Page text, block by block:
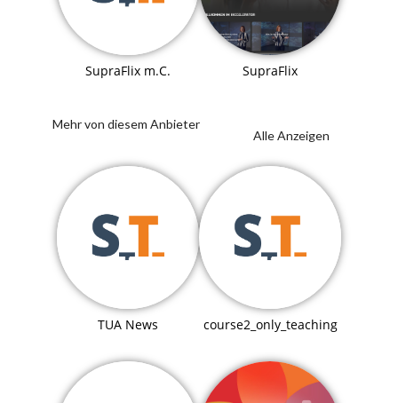
SupraFlix m.C. SupraFlix
Mehr von diesem Anbieter
Alle Anzeigen
TUA News course2_only_teaching